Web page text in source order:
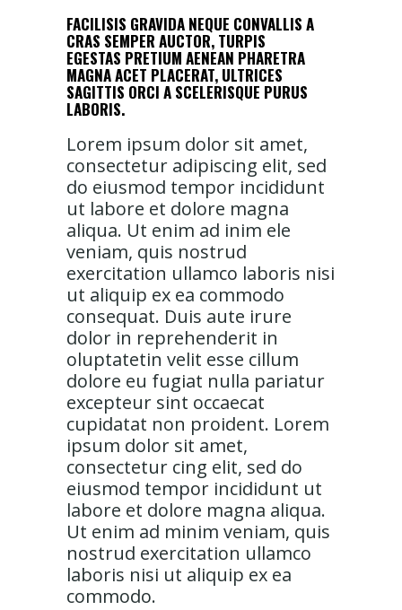
FACILISIS GRAVIDA NEQUE CONVALLIS A
CRAS SEMPER AUCTOR, TURPIS
EGESTAS PRETIUM AENEAN PHARETRA
MAGNA ACET PLACERAT, ULTRICES
SAGITTIS ORCI A SCELERISQUE PURUS
LABORIS.
Lorem ipsum dolor sit amet,
consectetur adipiscing elit, sed
do eiusmod tempor incididunt
ut labore et dolore magna
aliqua. Ut enim ad inim ele
veniam, quis nostrud
exercitation ullamco laboris nisi
ut aliquip ex ea commodo
consequat. Duis aute irure
dolor in reprehenderit in
oluptatetin velit esse cillum
dolore eu fugiat nulla pariatur
excepteur sint occaecat
cupidatat non proident. Lorem
ipsum dolor sit amet,
consectetur cing elit, sed do
eiusmod tempor incididunt ut
labore et dolore magna aliqua.
Ut enim ad minim veniam, quis
nostrud exercitation ullamco
laboris nisi ut aliquip ex ea
commodo.